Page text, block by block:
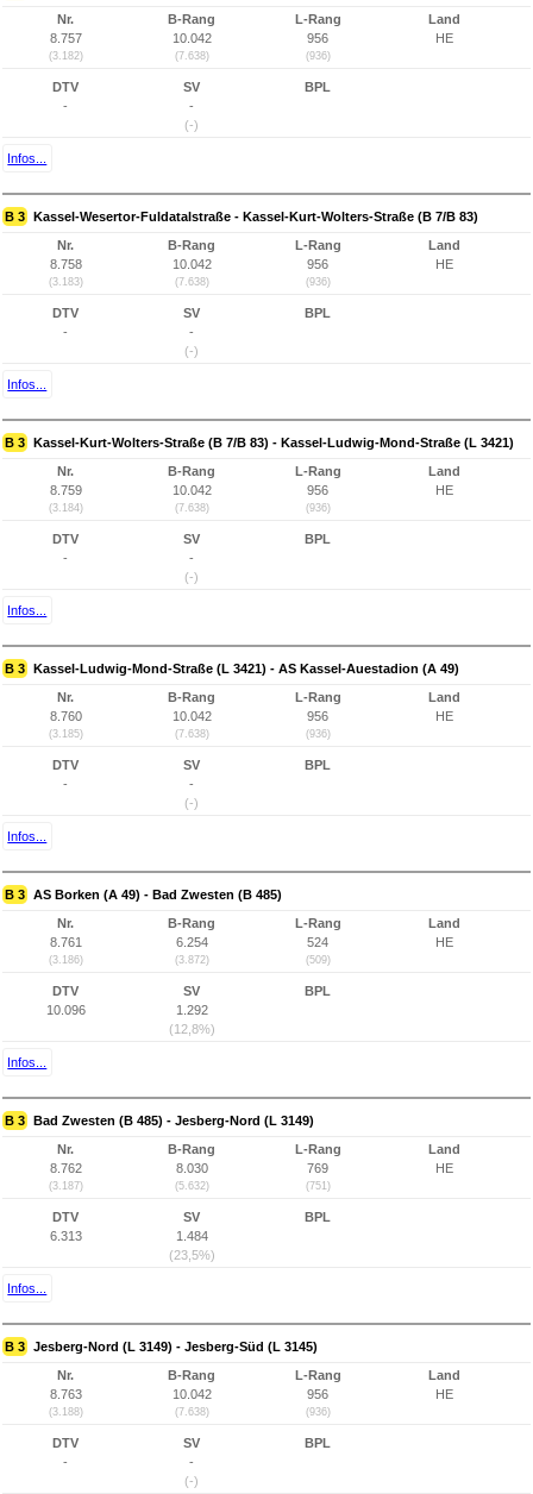
Nr.
8.757
(3.182)
B-Rang
10.042
(7.638)
L-Rang
956
(936)
Land
HE
DTV
-
SV
-
(-)
BPL
Infos...
B 3 Kassel-Wesertor-Fuldatalstraße - Kassel-Kurt-Wolters-Straße (B 7/B 83)
Nr.
8.758
(3.183)
B-Rang
10.042
(7.638)
L-Rang
956
(936)
Land
HE
DTV
-
SV
-
(-)
BPL
Infos...
B 3 Kassel-Kurt-Wolters-Straße (B 7/B 83) - Kassel-Ludwig-Mond-Straße (L 3421)
Nr.
8.759
(3.184)
B-Rang
10.042
(7.638)
L-Rang
956
(936)
Land
HE
DTV
-
SV
-
(-)
BPL
Infos...
B 3 Kassel-Ludwig-Mond-Straße (L 3421) - AS Kassel-Auestadion (A 49)
Nr.
8.760
(3.185)
B-Rang
10.042
(7.638)
L-Rang
956
(936)
Land
HE
DTV
-
SV
-
(-)
BPL
Infos...
B 3 AS Borken (A 49) - Bad Zwesten (B 485)
Nr.
8.761
(3.186)
B-Rang
6.254
(3.872)
L-Rang
524
(509)
Land
HE
DTV
10.096
SV
1.292
(12,8%)
BPL
Infos...
B 3 Bad Zwesten (B 485) - Jesberg-Nord (L 3149)
Nr.
8.762
(3.187)
B-Rang
8.030
(5.632)
L-Rang
769
(751)
Land
HE
DTV
6.313
SV
1.484
(23,5%)
BPL
Infos...
B 3 Jesberg-Nord (L 3149) - Jesberg-Süd (L 3145)
Nr.
8.763
(3.188)
B-Rang
10.042
(7.638)
L-Rang
956
(936)
Land
HE
DTV
-
SV
-
(-)
BPL